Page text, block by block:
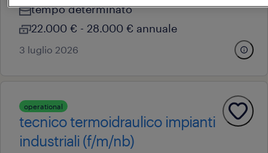
tempo determinato
22.000 € - 28.000 € annuale
3 luglio 2026
operational
tecnico termoidraulico impianti
industriali (f/m/nb)